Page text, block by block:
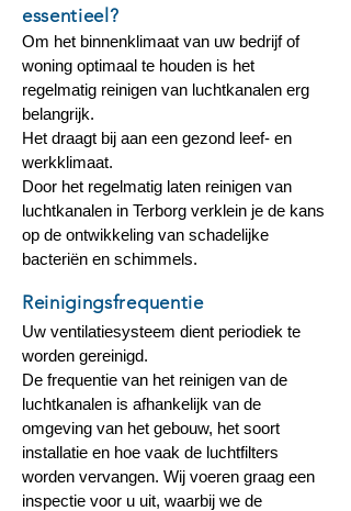
essentieel?
Om het binnenklimaat van uw bedrijf of
woning optimaal te houden is het
regelmatig reinigen van luchtkanalen erg
belangrijk.
Het draagt bij aan een gezond leef- en
werkklimaat.
Door het regelmatig laten reinigen van
luchtkanalen in Terborg verklein je de kans
op de ontwikkeling van schadelijke
bacteriën en schimmels.
Uw ventilatiesysteem dient periodiek te
worden gereinigd.
De frequentie van het reinigen van de
luchtkanalen is afhankelijk van de
omgeving van het gebouw, het soort
installatie en hoe vaak de luchtfilters
worden vervangen. Wij voeren graag een
inspectie voor u uit, waarbij we de
Reinigingsfrequentie